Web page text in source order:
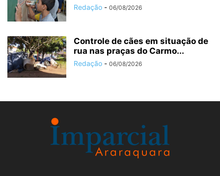
Redação - 06/08/2026
Controle de cães em situação de
rua nas praças do Carmo...
Redação - 06/08/2026